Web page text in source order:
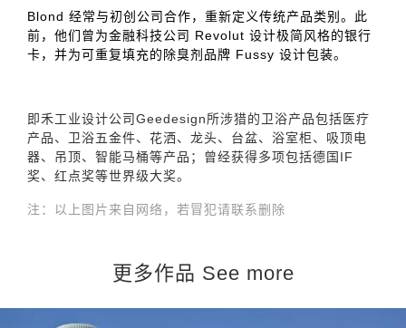
Blond 经常与初创公司合作，重新定义传统产品类别。此
前，他们曾为金融科技公司 Revolut 设计极简风格的银行
卡，并为可重复填充的除臭剂品牌 Fussy 设计包装。
即禾工业设计公司Geedesign所涉猎的卫浴产品包括医疗
产品、卫浴五金件、花洒、龙头、台盆、浴室柜、吸顶电
器、吊顶、智能马桶等产品；曾经获得多项包括德国IF
奖、红点奖等世界级大奖。
注：以上图片来自网络，若冒犯请联系删除
更多作品 See more